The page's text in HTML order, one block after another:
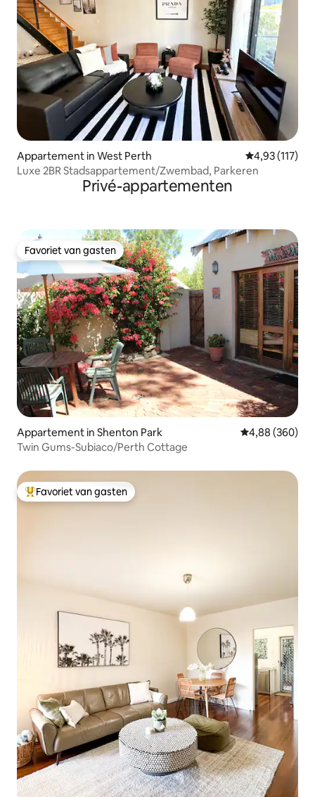
Appartement in West Perth Gemiddelde
4,93 (117)
Luxe 2BR Stadsappartement/Zwembad, Parkeren
Privé-appartementen
Favoriet van gasten
Favoriet van gasten
Appartement in Shenton Park Gemiddelde
4,88 (360)
Twin Gums-Subiaco/Perth Cottage
Topfavoriet van gasten
Favoriet van gasten